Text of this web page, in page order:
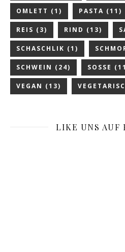
OMLETT (1) PASTA (11)
REIS (3) RIND (13)
SCHASCHLIK (1)
SCHWEIN (24) SOSSE
VEGAN (13)
LIKE UNS AUF